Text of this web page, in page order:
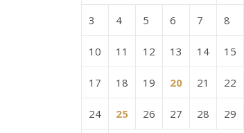
3 4 5 6 7 8
10 11 12 13 14 15
17 18 19 20 21 22
24 25 26 27 28 29